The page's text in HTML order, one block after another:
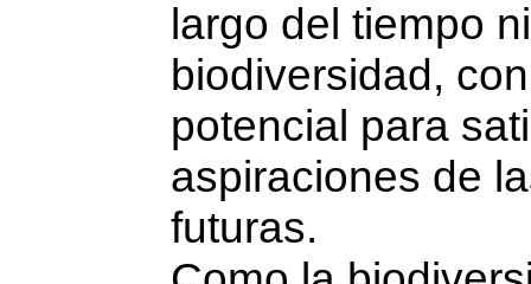
largo del tiempo
biodiversidad,
potencial para
aspiraciones de
futuras.